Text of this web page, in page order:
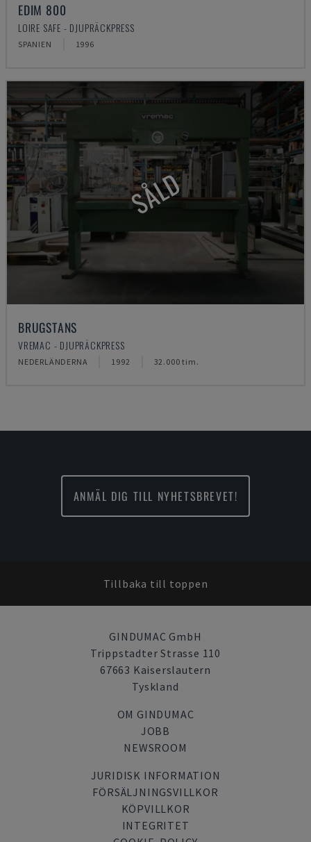
EDIM 800
LOIRE SAFE - DJUPRÄCKPRESS
SPANIEN 1996
SÅLD
BRUGSTANS
VREMAC - DJUPRÄCKPRESS
NEDERLÄNDERNA 1992 32.000 tim.
ANMÄL DIG TILL NYHETSBREVET!
Tillbaka till toppen
GINDUMAC GmbH
Trippstadter Strasse 110
67663 Kaiserslautern
Tyskland
OM GINDUMAC
JOBB
NEWSROOM
JURIDISK INFORMATION
FÖRSÄLJNINGSVILLKOR
KÖPVILLKOR
INTEGRITET